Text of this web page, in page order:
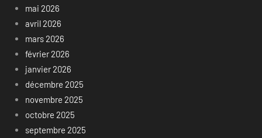
mai 2026
avril 2026
mars 2026
février 2026
janvier 2026
décembre 2025
novembre 2025
octobre 2025
septembre 2025